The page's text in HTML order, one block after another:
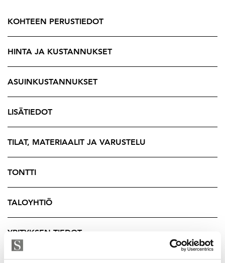
ullakolle tai kellaritiloihin. Asuntojen vetovoima on
persoonalliset huoneratkaisut sekä talon sijainti aivan
Keskustassa kaikkien palveluiden sydämessä. Tämän
Itse tämä koti sijaitsee toisessa kerroksessa ja sen
kaunis ulko-ovi johdattaa sinut sisään eteiseen.
Asuntoa on remontoitu vanhaa perinnettä
kunnioittaen mutta niin, että se palvelee tämän päivän
ja kauniit ikkunaruudut ovat kaikki elementtejä jotka
yläkerta, jonne portaat johtavat käytännöllisesti
keskeltä taloa. Valoa porraskäytävään tuo mukavasti
pyöreä ikkuna joka on toteutettu huoneiden väliin.
KOHTEEN PERUSTIEDOT
HINTA JA KUSTANNUKSET
ASUINKUSTANNUKSET
LISÄTIEDOT
TILAT, MATERIAALIT JA VARUSTELU
TONTTI
TALOYHTIÖ
YRITYKSEN TIEDOT